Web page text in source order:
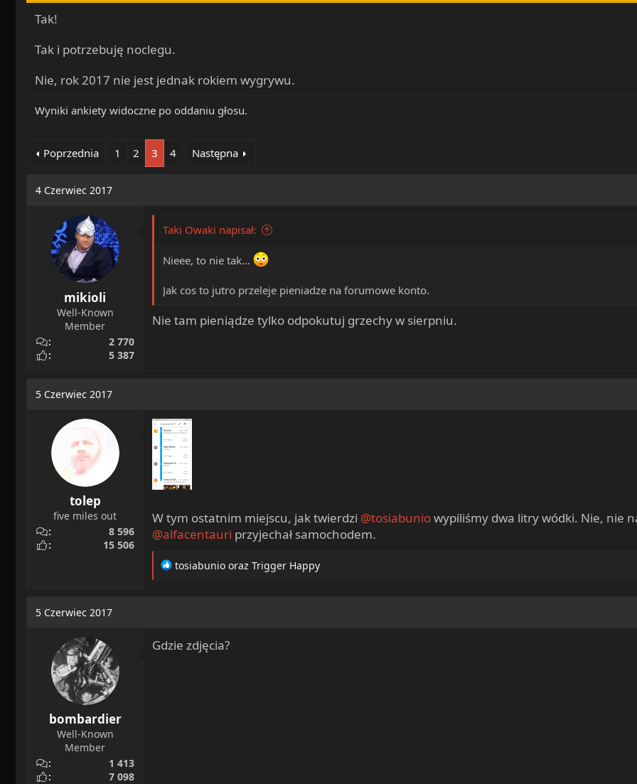
d
t
r
e
ę
y
Tak!
Tak i potrzebuję noclegu.
Nie, rok 2017 nie jest jednak rokiem wygrywu.
Wyniki ankiety widoczne po oddaniu głosu.
Poprzednia 1 2 3 4 Następna
4 Czerwiec 2017
mikioli
Well-Known
Member
2 770
5 387
Taki Owaki napisał:
Nieee, to nie tak...
Jak cos to jutro przeleje pieniadze na forumowe konto.
Nie tam pieniądze tylko odpokutuj grzechy w sierpniu.
5 Czerwiec 2017
tolep
five miles out
8 596
15 506
W tym ostatnim miejscu, jak twierdzi @tosiabuniowypiliśmy dwa litry wódki. Nie, nie
@alfacentauri przyjechał samochodem.
R
o
tosiabunio oraz Trigger Happy
5 Czerwiec 2017
bombardier
Well-Known
Member
1 413
7 098
Gdzie zdjęcia?